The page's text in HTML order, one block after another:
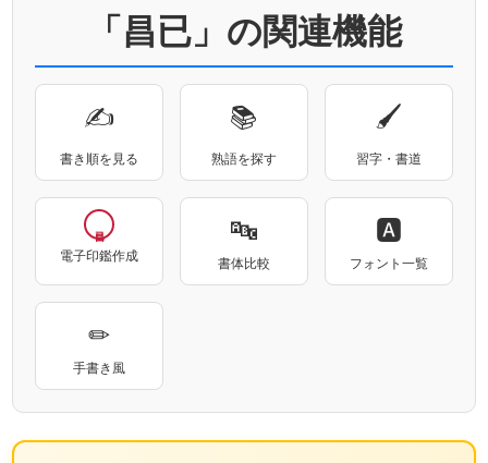
「昌已」の関連機能
✍
書き順を見る
📚
熟語を探す
🖌
習字・書道
電子印鑑作成
🔤
書体比較
🅰
フォント一覧
✏
手書き風